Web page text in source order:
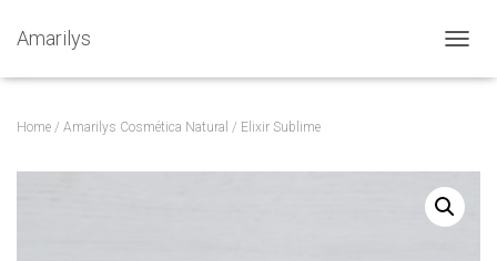
Amarilys
L
R
A
Home / Amarilys Cosmética Natural / Elixir Sublime